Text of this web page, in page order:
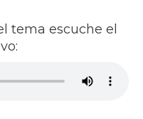
tema escuche el